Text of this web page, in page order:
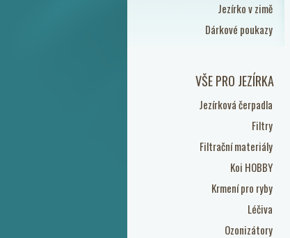
Jezírko v zimě
Dárkové poukazy
VŠE PRO JEZÍRKA
Jezírková čerpadla
Filtry
Filtrační materiály
Koi HOBBY
Krmení pro ryby
Léčiva
Ozonizátory